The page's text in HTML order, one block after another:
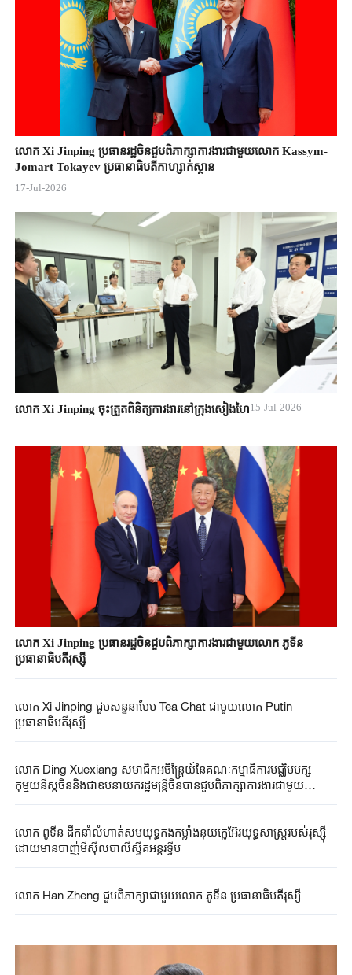
លោក Xi Jinping ប្រធានរដ្ឋចិន​ជួបពិភាក្សា​ការងារជាមួយ​លោក Kassym-
Jomart ​Tokayev ​ប្រធានាធិបតី​កាហ្សាក់ស្ថាន​
17-Jul-2026
លោក Xi Jinping ចុះត្រួតពិនិត្យការងារនៅក្រុងសៀងហៃ15-Jul-2026
លោក Xi Jinping ប្រធានរដ្ឋចិនជួបពិភាក្សាការងារជាមួយលោក ភូទីន
ប្រធានាធិបតីរុស្ស៊ី
លោក Xi Jinping ជួបសន្ទនាបែប Tea Chat ជាមួយលោក Putin
ប្រធានាធិបតីរុស្ស៊ី
លោក​ Ding Xuexiang​ សមាជិក​អចិន្ត្រៃយ៍​នៃគណៈកម្មាធិការ​មជ្ឈិម​បក្ស​
កុម្មុយនីស្ត​ចិន​និង​ជា​ឧបនាយករដ្ឋមន្ត្រី​ចិន​​បាន​ជួបពិភាក្សា​ការងារ​ជាមួយ
លោក ពូទីន ដឹកនាំលំហាត់សមយុទ្ធកងកម្លាំងនុយក្លេអ៊ែរយុទ្ធសាស្ត្ររបស់រុស្ស៊ី
លោក Han Zheng ជួបពិភាក្សាជាមួយលោក ភូទីន ប្រធានាធិបតីរុស្ស៊ី